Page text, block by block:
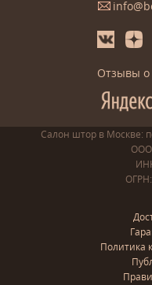
Отзывы о
Салон штор в Москве:
ООО
Политика